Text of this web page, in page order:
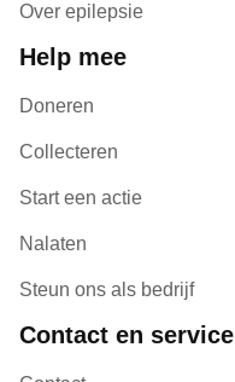
Over epilepsie
Help mee
Doneren
Collecteren
Start een actie
Nalaten
Steun ons als bedrijf
Contact en service